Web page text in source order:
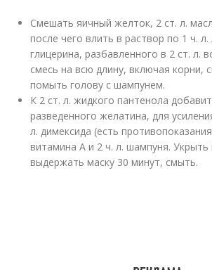
Смешать яичный желток, 2 ст. л.
после чего влить в раствор по 1 ч.
глицерина, разбавленного в 2 ст. л.
смесь на всю длину, включая корни,
помыть голову с шампунем.
К 2 ст. л. жидкого пантенола
разведенного желатина, для
л. димексида (есть
витамина А и 2 ч. л. шампуня. Укрыть
выдержать маску 30 минут, смыть.